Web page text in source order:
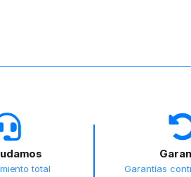
total
Garantías